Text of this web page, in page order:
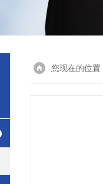
您现在的位置